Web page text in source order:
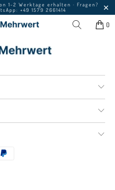
1-2 Werktage erhalten · Fragen?
: +49 1579 2661414
0